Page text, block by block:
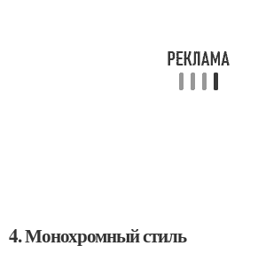
4. Монохромный стиль